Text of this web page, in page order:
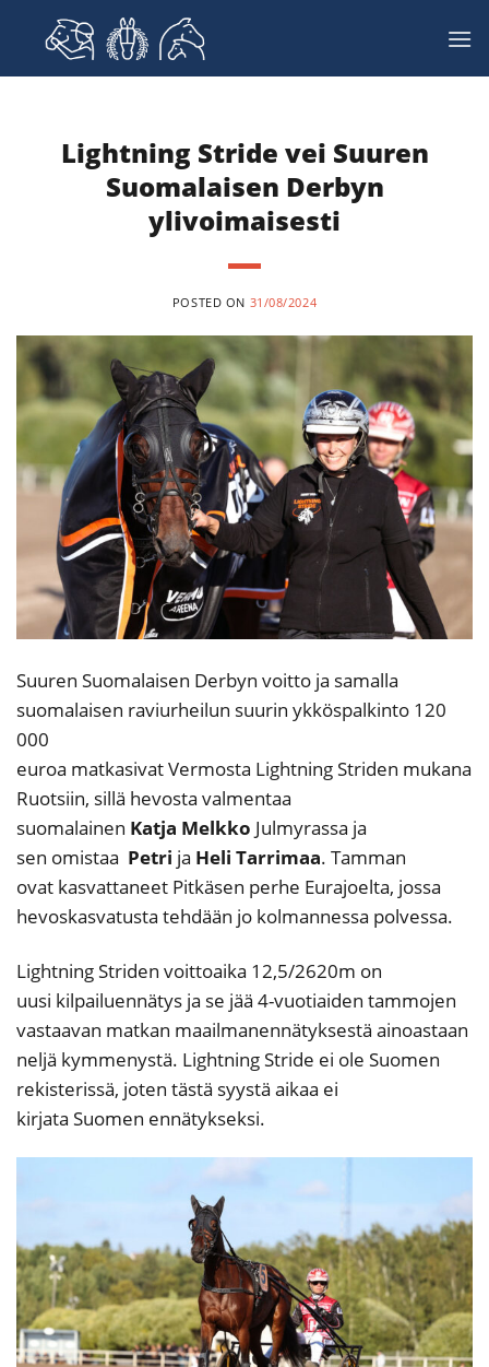
Lightning Stride vei Suuren
Suomalaisen Derbyn
ylivoimaisesti
POSTED ON 31/08/2024
Suuren Suomalaisen Derbyn voitto ja samalla
suomalaisen raviurheilun suurin ykköspalkinto 120
000
euroa matkasivat Vermosta Lightning Striden mukana
Ruotsiin, sillä hevosta valmentaa
suomalainen Katja Melkko Julmyrassa ja
sen omistaa Petri ja Heli Tarrimaa. Tamman
ovat kasvattaneet Pitkäsen perhe Eurajoelta, jossa
hevoskasvatusta tehdään jo kolmannessa polvessa.
Lightning Striden voittoaika 12,5/2620m on
uusi kilpailuennätys ja se jää 4-vuotiaiden tammojen
vastaavan matkan maailmanennätyksestä ainoastaan
neljä kymmenystä. Lightning Stride ei ole Suomen
rekisterissä, joten tästä syystä aikaa ei
kirjata Suomen ennätykseksi.